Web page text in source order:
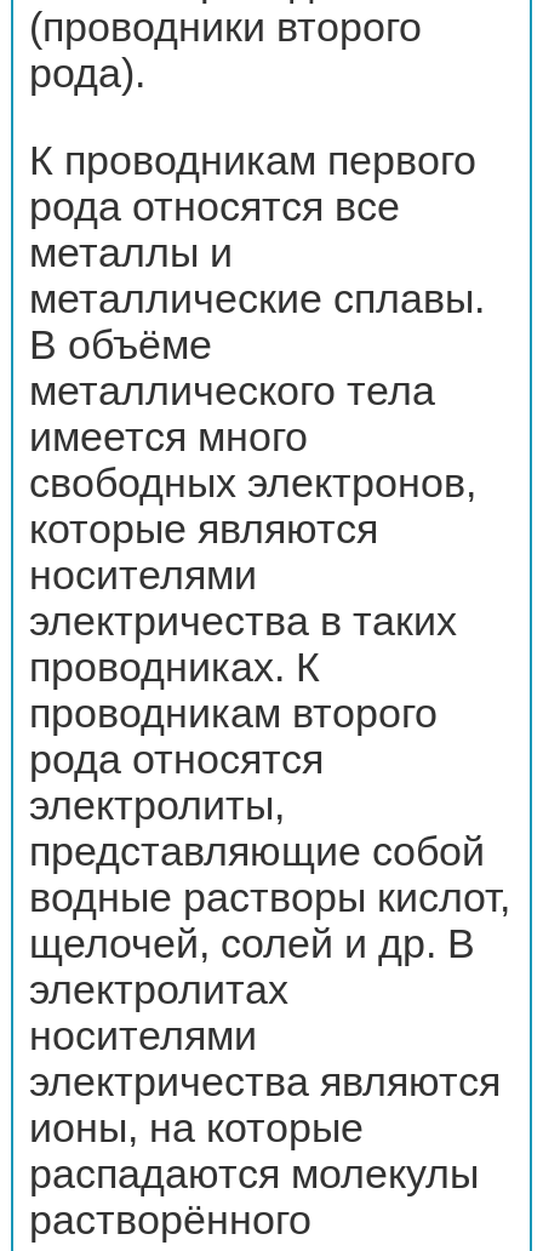
(проводники второго
рода).
К проводникам первого
рода относятся все
металлы и
металлические сплавы.
В объёме
металлического тела
имеется много
свободных электронов,
которые являются
носителями
электричества в таких
проводниках. К
проводникам второго
рода относятся
электролиты,
представляющие собой
водные растворы кислот,
щелочей, солей и др. В
электролитах
носителями
электричества являются
ионы, на которые
распадаются молекулы
растворённого